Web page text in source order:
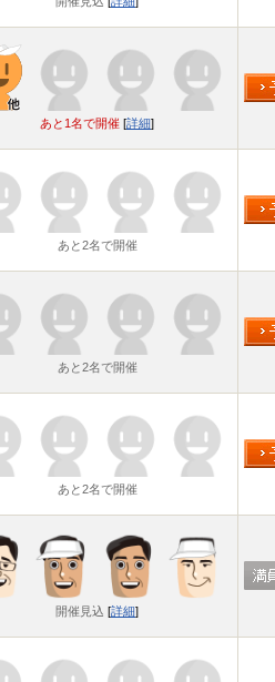
あと1名で開催 [詳細]
あと2名で開催
あと2名で開催
あと2名で開催
開催見込 [詳細]